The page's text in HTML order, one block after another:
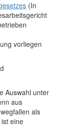
(In
vorliegen
Auswahl unter
aus
als
eine